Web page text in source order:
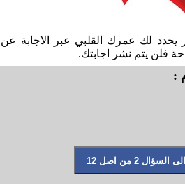
يحدد لك عمرك القلبي عبر الاجابة عن
فلن يتم نشر اجابتك.